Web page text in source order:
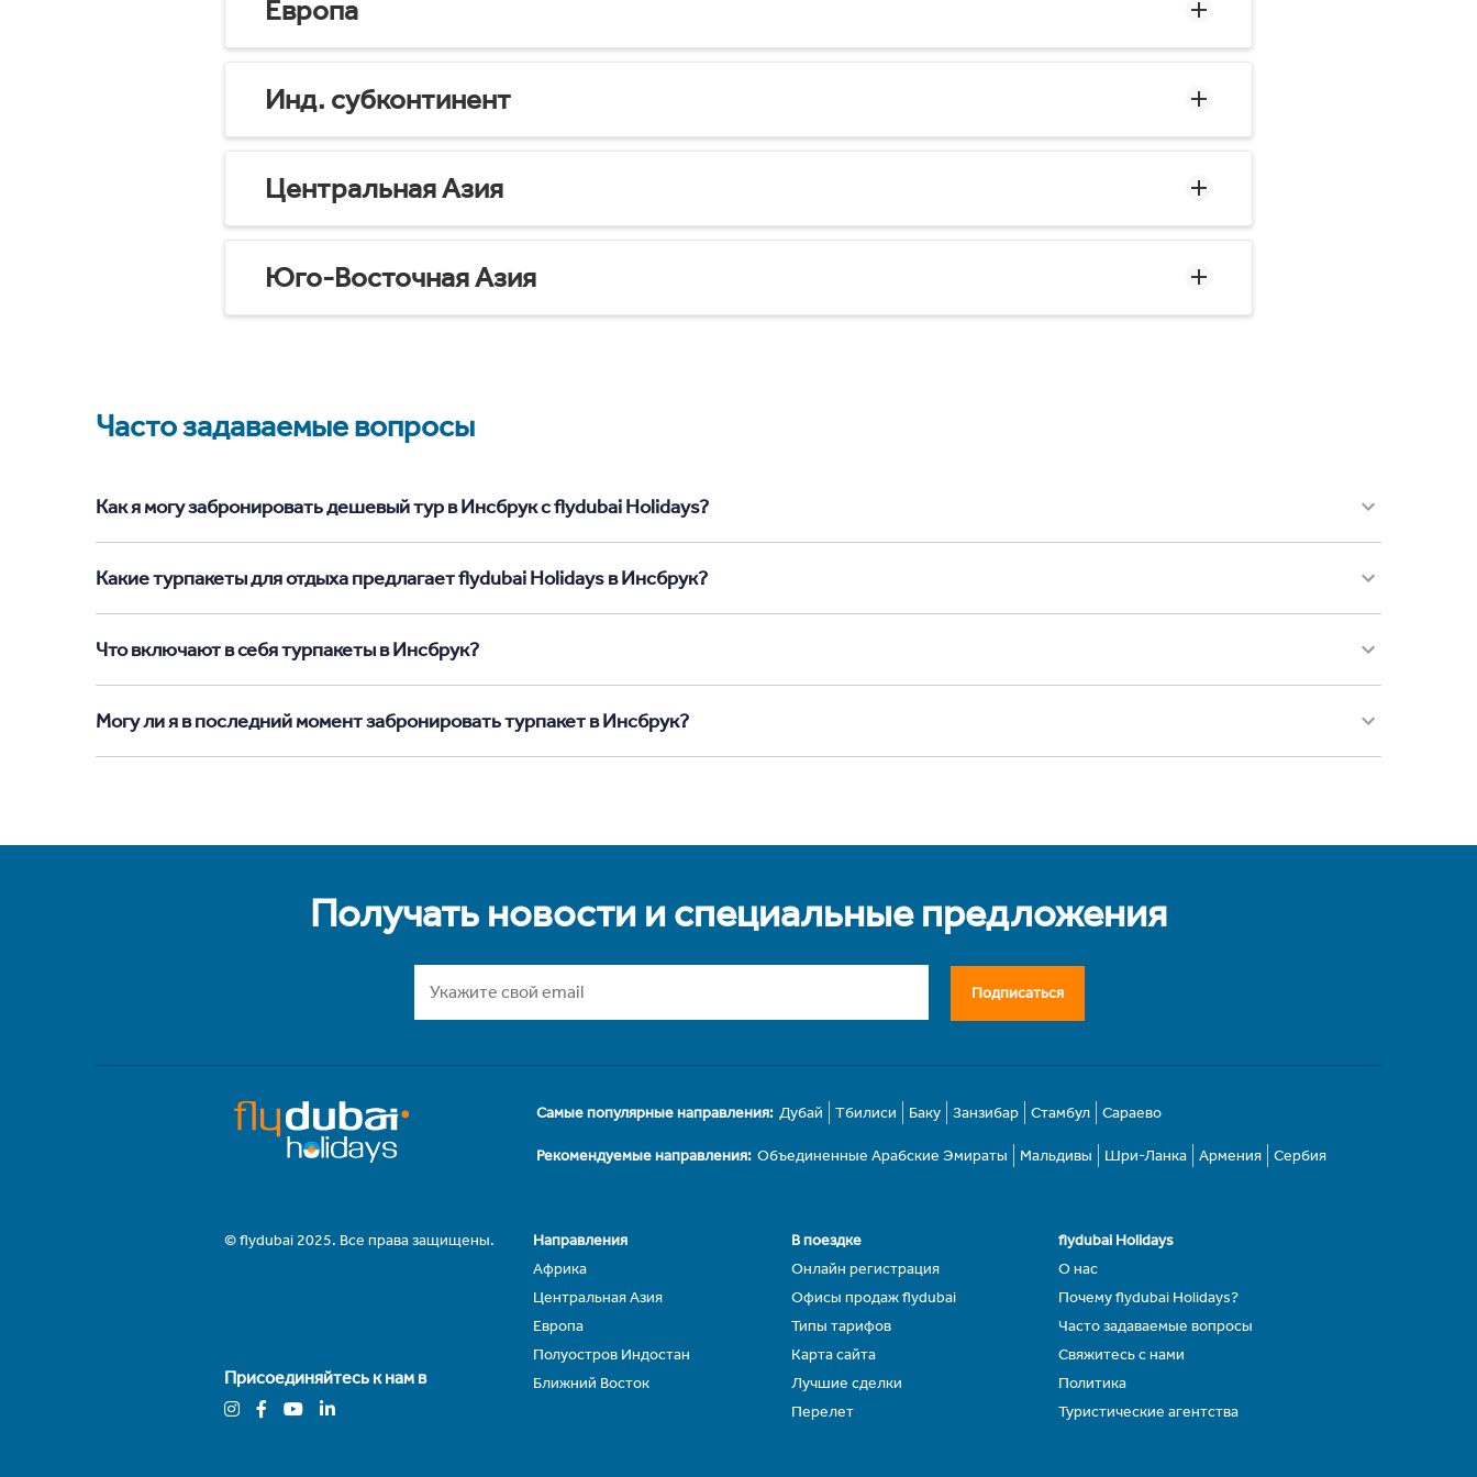
Европа
Инд. субконтинент
Центральная Азия
Юго-Восточная Азия
Часто задаваемые вопросы
Как я могу забронировать дешевый тур в Инсбрук с flydubai Holidays?
Какие турпакеты для отдыха предлагает flydubai Holidays в Инсбрук?
Что включают в себя турпакеты в Инсбрук?
Могу ли я в последний момент забронировать турпакет в Инсбрук?
Получать новости и специальные предложения
Подписаться
Самые популярные направления: Дубай Тбилиси Баку Занзибар Стамбул Сараево
Рекомендуемые направления: Объединенные Арабские Эмираты Мальдивы Шри-Ланка Армения Сербия
© flydubai 2025. Все права защищены.
Присоединяйтесь к нам в
Направления
Африка
Центральная Азия
Европа
Полуостров Индостан
Ближний Восток
В поездке
Онлайн регистрация
Офисы продаж flydubai
Типы тарифов
Карта сайта
Лучшие сделки
Перелет
flydubai Holidays
О нас
Почему flydubai Holidays?
Часто задаваемые вопросы
Свяжитесь с нами
Политика
Туристические агентства